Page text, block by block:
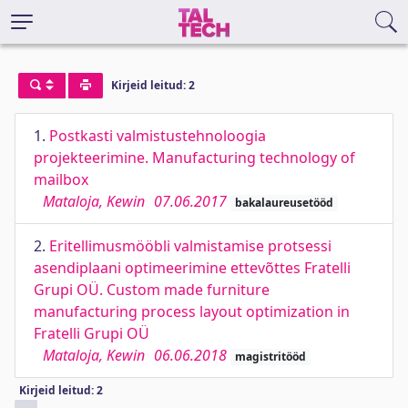
Kirjeid leitud: 2
1. Postkasti valmistustehnoloogia
projekteerimine. Manufacturing technology of
mailbox
Mataloja, Kewin 07.06.2017 bakalaureusetööd
2. Eritellimusmööbli valmistamise protsessi
asendiplaani optimeerimine ettevõttes Fratelli
Grupi OÜ. Custom made furniture
manufacturing process layout optimization in
Fratelli Grupi OÜ
Mataloja, Kewin 06.06.2018 magistritööd
Kirjeid leitud: 2